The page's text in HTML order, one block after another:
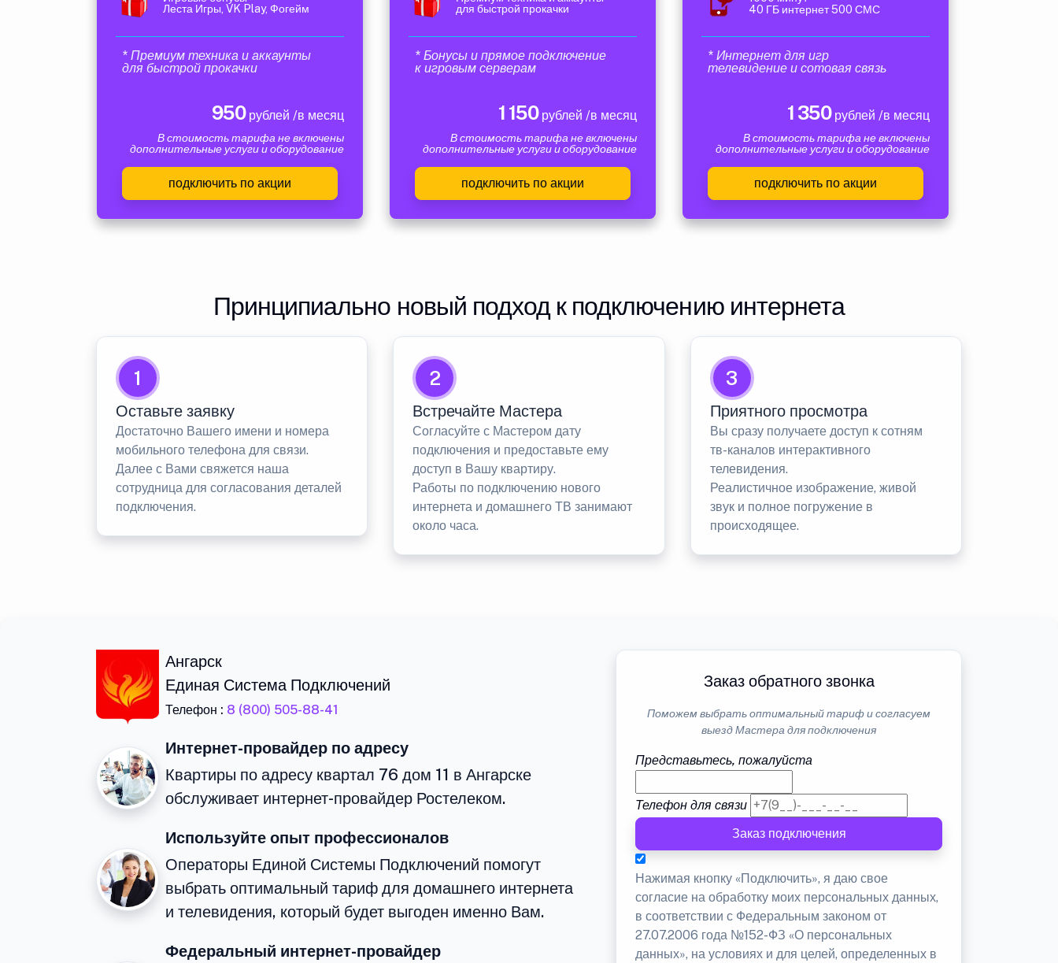
Леста Игры, VK Play, Фогейм
* Премиум техника и аккаунты
для быстрой прокачки
950рублей /в месяц
В стоимость тарифа не включены
дополнительные услуги и оборудование
подключить по акции
для быстрой прокачки
* Бонусы и прямое подключение
к игровым серверам
1 150рублей /в месяц
В стоимость тарифа не включены
дополнительные услуги и оборудование
подключить по акции
40 ГБ интернет 500 СМС
* Интернет для игр
телевидение и сотовая связь
1 350рублей /в месяц
В стоимость тарифа не включены
дополнительные услуги и оборудование
подключить по акции
Принципиально новый подход к подключению интернета
1
Оставьте заявку
Достаточно Вашего имени и номера
мобильного телефона для связи.
Далее с Вами свяжется наша
сотрудница для согласования деталей
подключения.
2
Встречайте Мастера
Согласуйте с Мастером дату
подключения и предоставьте ему
доступ в Вашу квартиру.
Работы по подключению нового
интернета и домашнего ТВ занимают
около часа.
3
Приятного просмотра
Вы сразу получаете доступ к сотням
тв-каналов интерактивного
телевидения.
Реалистичное изображение, живой
звук и полное погружение в
происходящее.
Ангарск
Единая Система Подключений
Телефон : 8 (800) 505-88-41
Интернет-провайдер по адресу
Квартиры по адресу квартал 76 дом 11 в Ангарске
обслуживает интернет-провайдер Ростелеком.
Используйте опыт профессионалов
Операторы Единой Системы Подключений помогут
выбрать оптимальный тариф для домашнего интернета
и телевидения, который будет выгоден именно Вам.
Федеральный интернет-провайдер
Заказ обратного звонка
Поможем выбрать оптимальный тариф и согласуем
выезд Мастера для подключения
Представьтесь, пожалуйста
Телефон для связи
Заказ подключения
Нажимая кнопку «Подключить», я даю свое
согласие на обработку моих персональных данных,
в соответствии с Федеральным законом от
27.07.2006 года №152-ФЗ «О персональных
данных», на условиях и для целей, определенных в